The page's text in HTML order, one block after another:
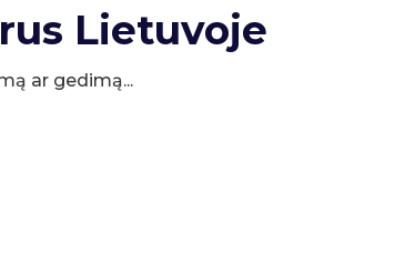
Lietuvoje
ar gedimą...